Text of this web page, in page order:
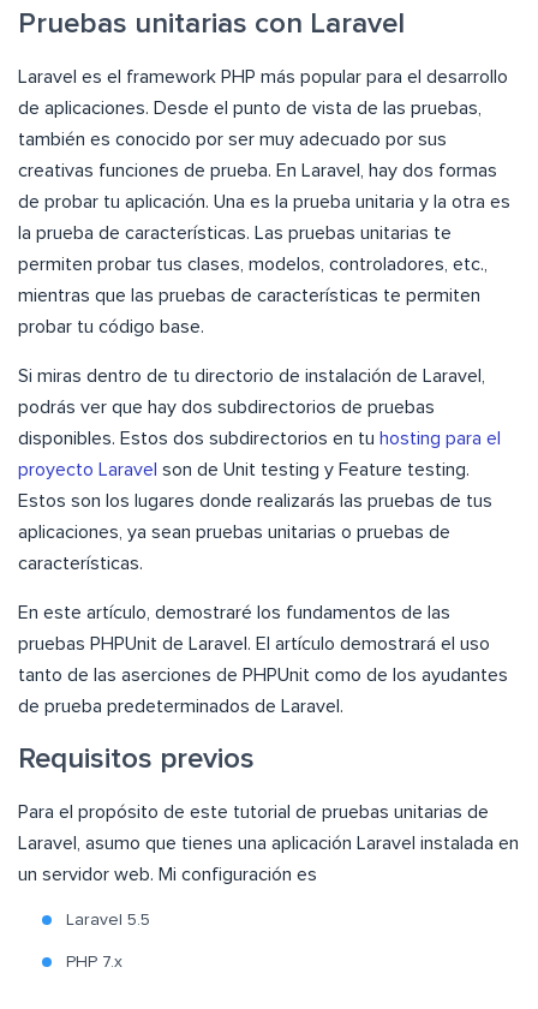
Pruebas unitarias con Laravel
Laravel es el framework PHP más popular para el desarrollo
de aplicaciones. Desde el punto de vista de las pruebas,
también es conocido por ser muy adecuado por sus
creativas funciones de prueba. En Laravel, hay dos formas
de probar tu aplicación. Una es la prueba unitaria y la otra es
la prueba de características. Las pruebas unitarias te
permiten probar tus clases, modelos, controladores, etc.,
mientras que las pruebas de características te permiten
probar tu código base.
Si miras dentro de tu directorio de instalación de Laravel,
podrás ver que hay dos subdirectorios de pruebas
disponibles. Estos dos subdirectorios en tu hosting para el
proyecto Laravel son de Unit testing y Feature testing.
Estos son los lugares donde realizarás las pruebas de tus
aplicaciones, ya sean pruebas unitarias o pruebas de
características.
En este artículo, demostraré los fundamentos de las
pruebas PHPUnit de Laravel. El artículo demostrará el uso
tanto de las aserciones de PHPUnit como de los ayudantes
de prueba predeterminados de Laravel.
Requisitos previos
Para el propósito de este tutorial de pruebas unitarias de
Laravel, asumo que tienes una aplicación Laravel instalada en
un servidor web. Mi configuración es
Laravel 5.5
PHP 7.x